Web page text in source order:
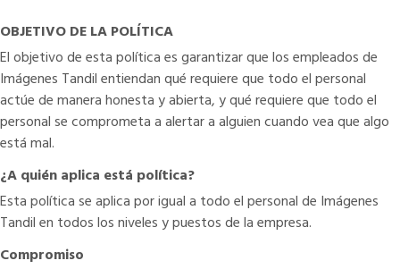
OBJETIVO DE LA POLÍTICA
El objetivo de esta política es garantizar que los empleados de
Imágenes Tandil entiendan qué requiere que todo el personal
actúe de manera honesta y abierta, y qué requiere que todo el
personal se comprometa a alertar a alguien cuando vea que algo
está mal.
¿A quién aplica está política?
Esta política se aplica por igual a todo el personal de Imágenes
Tandil en todos los niveles y puestos de la empresa.
Compromiso